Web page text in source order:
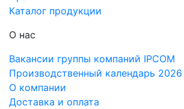
Каталог продукции
О нас
Вакансии группы компаний IPCOM
Производственный календарь 2026
О компании
Доставка и оплата